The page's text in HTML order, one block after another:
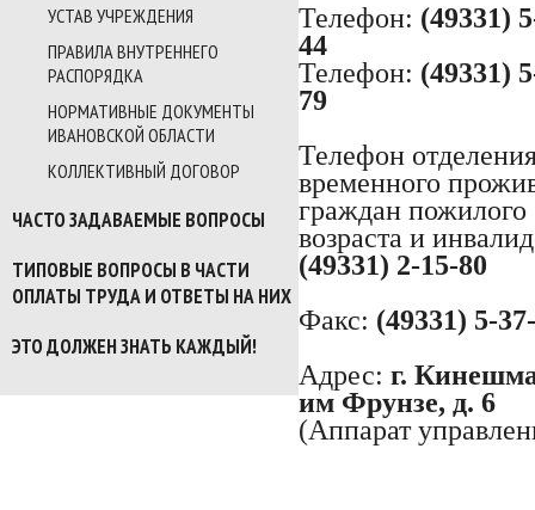
УСТАВ УЧРЕЖДЕНИЯ
ПРАВИЛА ВНУТРЕННЕГО
РАСПОРЯДКА
НОРМАТИВНЫЕ ДОКУМЕНТЫ
ИВАНОВСКОЙ ОБЛАСТИ
КОЛЛЕКТИВНЫЙ ДОГОВОР
ЧАСТО ЗАДАВАЕМЫЕ ВОПРОСЫ
ТИПОВЫЕ ВОПРОСЫ В ЧАСТИ
ОПЛАТЫ ТРУДА И ОТВЕТЫ НА НИХ
ЭТО ДОЛЖЕН ЗНАТЬ КАЖДЫЙ!
Телефон: (49331)
44
Телефон: (49331)
79
Телефон
временного
граждан пожилого
возраста и
(49331) 2-15-80
Факс: (49331) 5-
Адрес: г.
им Фрунзе, д. 6
(Аппарат